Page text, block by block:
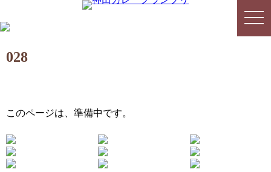
028
このページは、準備中です。